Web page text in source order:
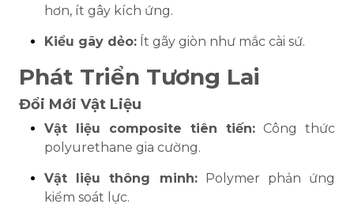
hơn, ít gây kích ứng.
Kiểu gãy dẻo: Ít gãy giòn như mắc cài sứ.
Phát Triển Tương Lai
Đổi Mới Vật Liệu
Vật liệu composite tiên tiến: Công thức
polyurethane gia cường.
Vật liệu thông minh:Polymer phản ứng
kiểm soát lực.